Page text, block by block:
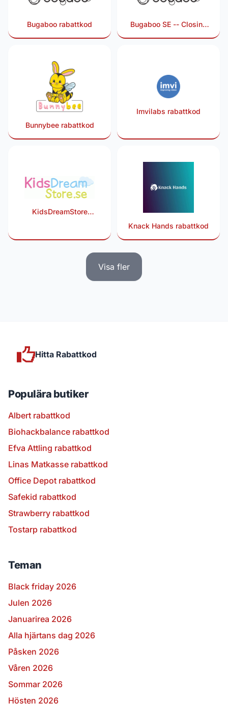
Bugaboo rabattkod
Bugaboo SE -- Closing
Bunnybee rabattkod
Imvilabs rabattkod
KidsDreamStore
Knack Hands rabattkod
Visa fler
Hitta Rabattkod
Populära butiker
Albert rabattkod
Biohackbalance rabattkod
Efva Attling rabattkod
Linas Matkasse rabattkod
Office Depot rabattkod
Safekid rabattkod
Strawberry rabattkod
Tostarp rabattkod
Teman
Black friday 2026
Julen 2026
Januarirea 2026
Alla hjärtans dag 2026
Påsken 2026
Våren 2026
Sommar 2026
Hösten 2026